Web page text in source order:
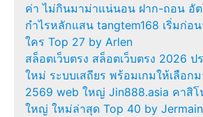
ค่า ไม่กินมาม่าแน่นอน ฝาก-ถอน อั
กำไรหลักแสน tangtem168 เริ่มก่
ใคร Top 27 by Arlen
สล็อตเว็บตรง สล็อตเว็บตรง 2026
ใหม่ ระบบเสถียร พร้อมเกมให้เลือก
2569 web ใหญ่ Jin888.asia คาสิโ
ใหญ่ ใหม่ล่าสุด Top 40 by